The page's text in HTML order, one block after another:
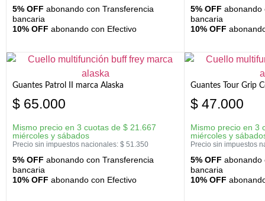
5% OFF abonando con Transferencia
bancaria
10% OFF abonando con Efectivo
5% OFF abonando
bancaria
10% OFF
Guantes Patrol II marca Alaska
$ 65.000
Mismo precio en 3 cuotas de $ 21.667
miércoles y sábados
Precio sin impuestos nacionales: $ 51.350
5% OFF abonando con Transferencia
bancaria
10% OFF abonando con Efectivo
Guantes Tour Grip
$ 47.000
Mismo precio en 3
miércoles y
Precio sin impuestos
5% OFF abonando
bancaria
10% OFF